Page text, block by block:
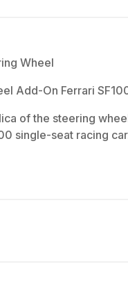
Wheel
Add-On Ferrari
of the steering
single-seat racing